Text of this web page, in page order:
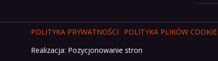
POLITYKA PRYWATNOŚCI
POLITYKA PLIKÓW COOKIE
Realizacja: Pozycjonowanie stron